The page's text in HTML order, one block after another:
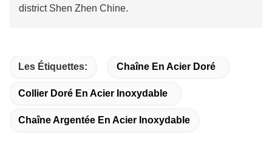
district Shen Zhen Chine.
Les Étiquettes: Chaîne En Acier Doré
Collier Doré En Acier Inoxydable
Chaîne Argentée En Acier Inoxydable